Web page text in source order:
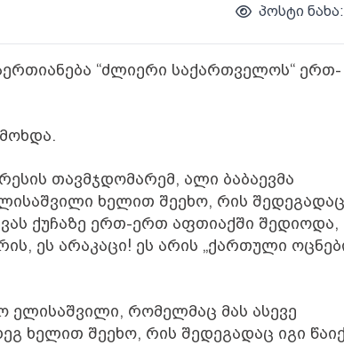
პოსტი
“ძლიერი საქართველოს“ ერთ-
თავმჯდომარემ, ალი ბაბაევმა
ხელით შეეხო, რის
ქუჩაზე ერთ-ერთ აფთიაქში შედიოდა,
ეს არაკაცი! ეს არის „ქართული
ელისაშვილი, რომელმაც მას ასევე
ხელით შეეხო, რის შედეგადაც იგი